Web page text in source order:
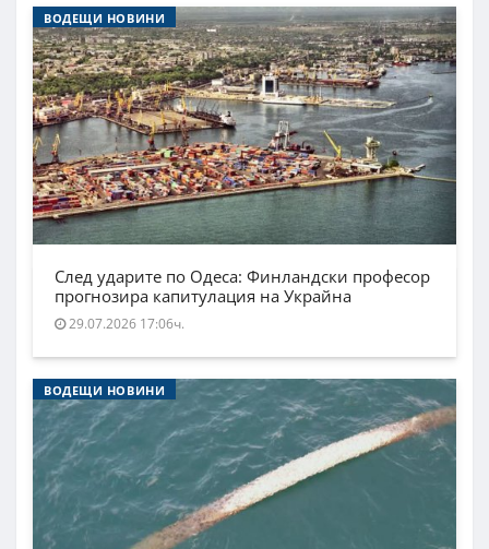
ВОДЕЩИ НОВИНИ
След ударите по Одеса: Финландски професор
прогнозира капитулация на Украйна
29.07.2026 17:06ч.
ВОДЕЩИ НОВИНИ